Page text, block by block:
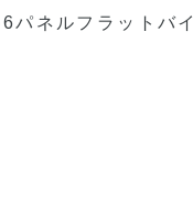
パネルフラットバイ